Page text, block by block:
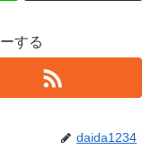
する
daida1234